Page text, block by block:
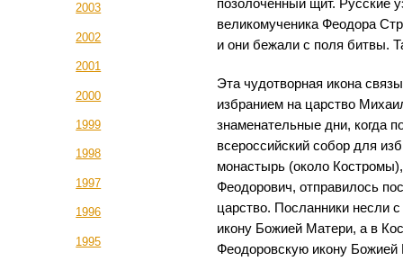
2003
2002
2001
2000
1999
1998
1997
1996
1995
позолоченный щит. Русские
великомученика Феодора
и они бежали с поля битвы.
Эта чудотворная икона
избранием на царство
знаменательные дни, когда
всероссийский собор для
монастырь (около
Феодорович, отправилось
царство. Посланники несли
икону Божией Матери, а в
Феодоровскую икону